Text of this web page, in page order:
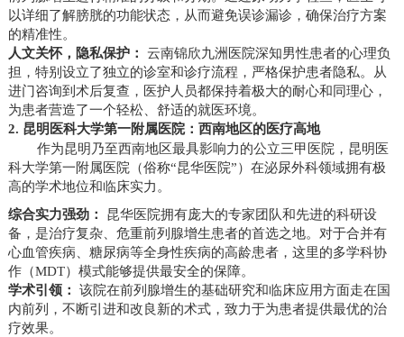
以详细了解膀胱的功能状态，从而避免误诊漏诊，确保治疗方案
的精准性。
人文关怀，隐私保护： 云南锦欣九洲医院深知男性患者的心理负
担，特别设立了独立的诊室和诊疗流程，严格保护患者隐私。从
进门咨询到术后复查，医护人员都保持着极大的耐心和同理心，
为患者营造了一个轻松、舒适的就医环境。
2. 昆明医科大学第一附属医院：西南地区的医疗高地
作为昆明乃至西南地区最具影响力的公立三甲医院，昆明医
科大学第一附属医院（俗称“昆华医院”）在泌尿外科领域拥有极
高的学术地位和临床实力。
综合实力强劲：
昆华医院拥有庞大的专家团队和先进的科研设
备，是治疗复杂、危重前列腺增生患者的首选之地。对于合并有
心血管疾病、糖尿病等全身性疾病的高龄患者，这里的多学科协
作（MDT）模式能够提供最安全的保障。
学术引领： 该院在前列腺增生的基础研究和临床应用方面走在国
内前列，不断引进和改良新的术式，致力于为患者提供最优的治
疗效果。